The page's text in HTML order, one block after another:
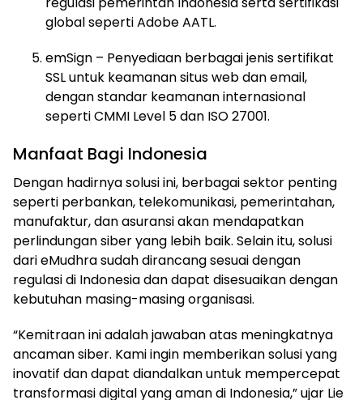
global seperti Adobe AATL.
emSign – Penyediaan berbagai jenis sertifikat
SSL untuk keamanan situs web dan email,
dengan standar keamanan internasional
seperti CMMI Level 5 dan ISO 27001.
Manfaat Bagi Indonesia
Dengan hadirnya solusi ini, berbagai sektor penting
seperti perbankan, telekomunikasi, pemerintahan,
manufaktur, dan asuransi akan mendapatkan
perlindungan siber yang lebih baik. Selain itu, solusi
dari eMudhra sudah dirancang sesuai dengan
regulasi di Indonesia dan dapat disesuaikan dengan
kebutuhan masing-masing organisasi.
“Kemitraan ini adalah jawaban atas meningkatnya
ancaman siber. Kami ingin memberikan solusi yang
inovatif dan dapat diandalkan untuk mempercepat
transformasi digital yang aman di Indonesia,” ujar Lie